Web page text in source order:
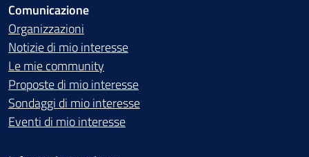
Comunicazione
Organizzazioni
Notizie di mio interesse
Le mie community
Proposte di mio interesse
Sondaggi di mio interesse
Eventi di mio interesse